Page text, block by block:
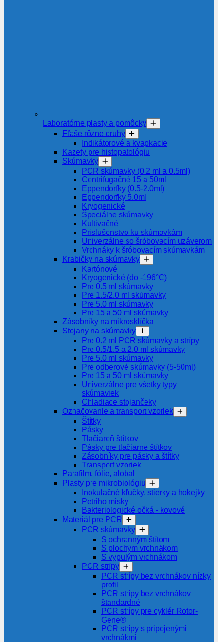
Laboratórne plasty a pomôcky
Fľaše rôzne druhy
Indikátorové a kvapkacie
Kazety pre histopatológiu
Skúmavky
PCR skúmavky (0.2 ml a 0.5ml)
Centrifugačné 15 a 50ml
Eppendorfky (0.5-2.0ml)
Eppendorfky 5.0ml
Kryogenické
Špeciálne skúmavky
Kultivačné
Príslušenstvo ku skúmavkám
Univerzálne so šróbovacím uzáverom
Vrchnáky k šróbovacím skúmavkám
Krabičky na skúmavky
Kartónové
Kryogenické (do -196°C)
Pre 0.5 ml skúmavky
Pre 1.5/2.0 ml skúmavky
Pre 5.0 ml skúmavky
Pre 15 a 50 ml skúmavky
Zásobníky na mikrosklíčka
Stojany na skúmavky
Pre 0.2 ml PCR skúmavky a strípy
Pre 0.5/1.5 a 2.0 ml skúmavky
Pre 5.0 ml skúmavky
Pre odberové skúmavky (5-50ml)
Pre 15 a 50 ml skúmavky
Univerzálne pre všetky typy
skúmaviek
Chladiace stojančeky
Označovanie a transport vzoriek
Štítky
Pásky
Tlačiareň štítkov
Pásky pre tlačiarne štítkov
Zásobníky pre pásky a štítky
Transport vzoriek
Parafilm, fólie, alobal
Plasty pre mikrobiológiu
Inokulačné kľučky, stierky a hokejky
Petriho misky
Bakteriologické očká - kovové
Materiál pre PCR
PCR skúmavky
S ochranným štítom
S plochým vrchnákom
S vypulým vrchnákom
PCR strípy
PCR strípy bez vrchnákov nízky
profil
PCR strípy bez vrchnákov
štandardné
PCR strípy pre cyklér Rotor-
Gene®
PCR strípy s pripojenými
vrchnákmi